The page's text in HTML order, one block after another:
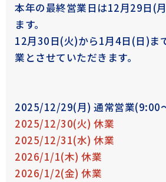
本年の最終営業日は12月29日(
ます。
12月30日(火)から1月4日(日)ま
業とさせていただきます。
2025/12/29(月) 通常営業(9:00
2025/12/30(火) 休業
2025/12/31(水) 休業
2026/1/1(木) 休業
2026/1/2(金) 休業